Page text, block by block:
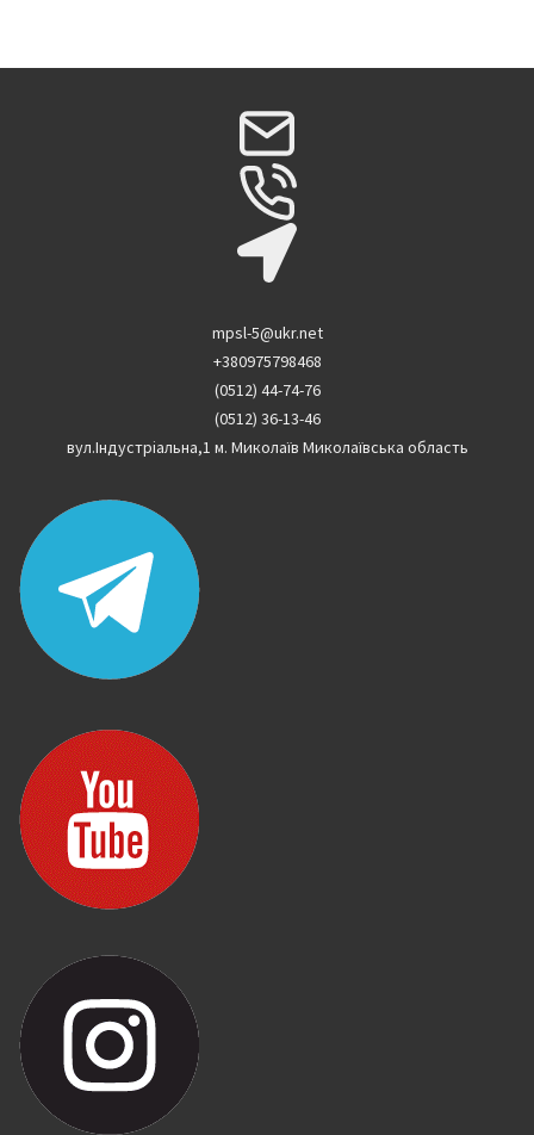
mpsl-5@ukr.net
+380975798468
(0512) 44-74-76
(0512) 36-13-46
вул.Індустріальна,1 м. Миколаїв Миколаївська область